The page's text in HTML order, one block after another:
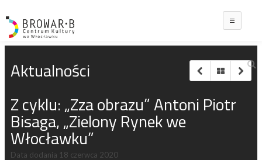
Aktualności
Z cyklu: „Zza obrazu” Antoni Piotr
Bisaga, „Zielony Rynek we
Włocławku”
Data dodania 18 czerwca 2020